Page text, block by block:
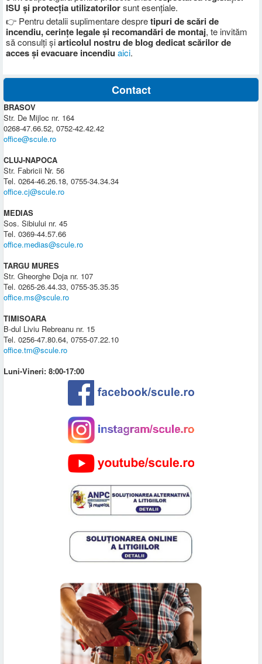
ISU și protecția utilizatorilorsunt esențiale.
👉 Pentru detalii suplimentare despretipuri de scări de
incendiu, cerințe legale și recomandări de montaj, te invităm
să consulți șiarticolul nostru de blog dedicat scărilor de
acces și evacuare incendiu aici.
Contact
BRASOV
Str. De Mijloc nr. 164
0268-47.66.52, 0752-42.42.42
office@scule.ro
CLUJ-NAPOCA
Str. Fabricii Nr. 56
Tel. 0264-46.26.18, 0755-34.34.34
office.cj@scule.ro
MEDIAS
Sos. Sibiului nr. 45
Tel. 0369-44.57.66
office.medias@scule.ro
TARGU MURES
Str. Gheorghe Doja nr. 107
Tel. 0265-26.44.33, 0755-35.35.35
office.ms@scule.ro
TIMISOARA
B-dul Liviu Rebreanu nr. 15
Tel. 0256-47.80.64, 0755-07.22.10
office.tm@scule.ro
Luni-Vineri: 8:00-17:00